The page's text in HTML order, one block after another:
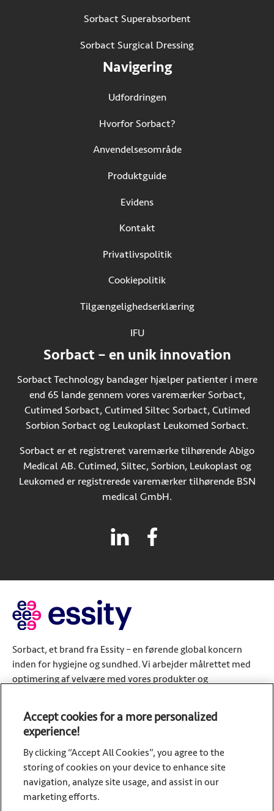
Sorbact Superabsorbent
Sorbact Surgical Dressing
Navigering
Udfordringen
Hvorfor Sorbact?
Anvendelsesområde
Produktguide
Evidens
Kontakt
Privatlivspolitik
Cookiepolitik
Tilgængelighedserklæring
IFU(Åbner i ny fane)
Sorbact – en unik innovation
Sorbact Technology bandager hjælper patienter i mere
end 65 lande gennem vores varemærker Sorbact,
Cutimed Sorbact, Cutimed Siltec Sorbact, Cutimed
Sorbion Sorbact og Leukoplast Leukomed Sorbact.
Sorbact er et registreret varemærke tilhørende Abigo
Medical AB. Cutimed, Siltec, Sorbion, Leukoplast og
Leukomed er registrerede varemærker tilhørende BSN
medical GmbH.
Sorbact, et brand fra Essity – en førende global koncern
inden for hygiejne og sundhed. Vi arbejder målrettet med
optimering af velvære med vores produkter og
de førende globale brands TENA og Tork samt andre stærke
brands som Actimove, Cutimed, JOBST, Knix, Leukoplast,
Libero, Libresse, Modibodi, Lotus, Nosotras, Saba, Tempo,
TOM Organic og Zewa. Essity har omkring 36.000
medarbejdere. Nettoomsætningen i 2024 beløb sig til cirka
SEK 146 mia. (EUR 13 mia.). Virksomhedens hovedsæde er
beliggende i Stockholm i Sverige, og Essity er registreret på
Accept cookies for a more personalized
experience!
By clicking “Accept All Cookies”, you agree to the
storing of cookies on your device to enhance site
navigation, analyze site usage, and assist in our
marketing efforts.